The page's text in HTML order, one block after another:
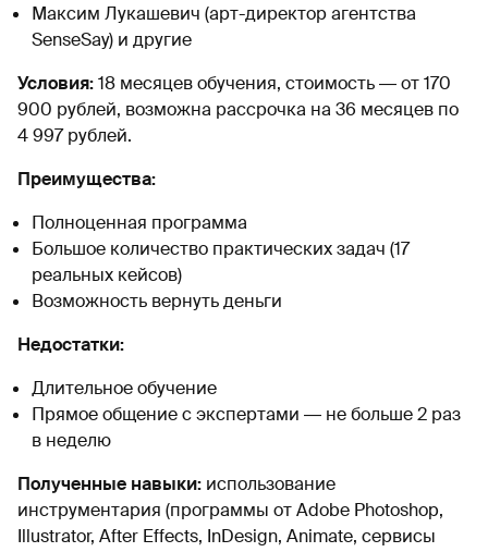
Максим Лукашевич (арт-директор агентства
SenseSay) и другие
Условия:18 месяцев обучения, стоимость ― от 170
900 рублей, возможна рассрочка на 36 месяцев по
4 997 рублей.
Преимущества:
Полноценная программа
Большое количество практических задач (17
реальных кейсов)
Возможность вернуть деньги
Недостатки:
Длительное обучение
Прямое общение с экспертами ― не больше 2 раз
в неделю
Полученные навыки: использование
инструментария (программы от Adobe Photoshop,
Illustrator, After Effects, InDesign, Animate, сервисы